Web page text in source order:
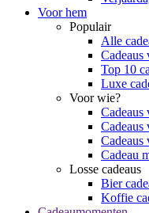
Voor hem
Populair
Alle
Cadeaus
Top 10
Luxe
Voor wie?
Cadeaus
Cadeaus
Cadeaus
Cadeau
Losse cadeaus
Bier
Koffie